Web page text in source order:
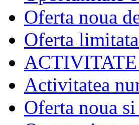
Oferta noua
Oferta
Activitatea
Oferta noua